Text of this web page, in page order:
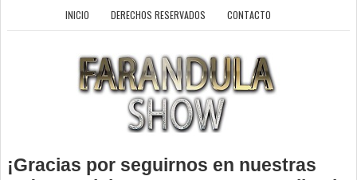
INICIO DERECHOS RESERVADOS CONTACTO
¡Gracias por seguirnos en nuestras